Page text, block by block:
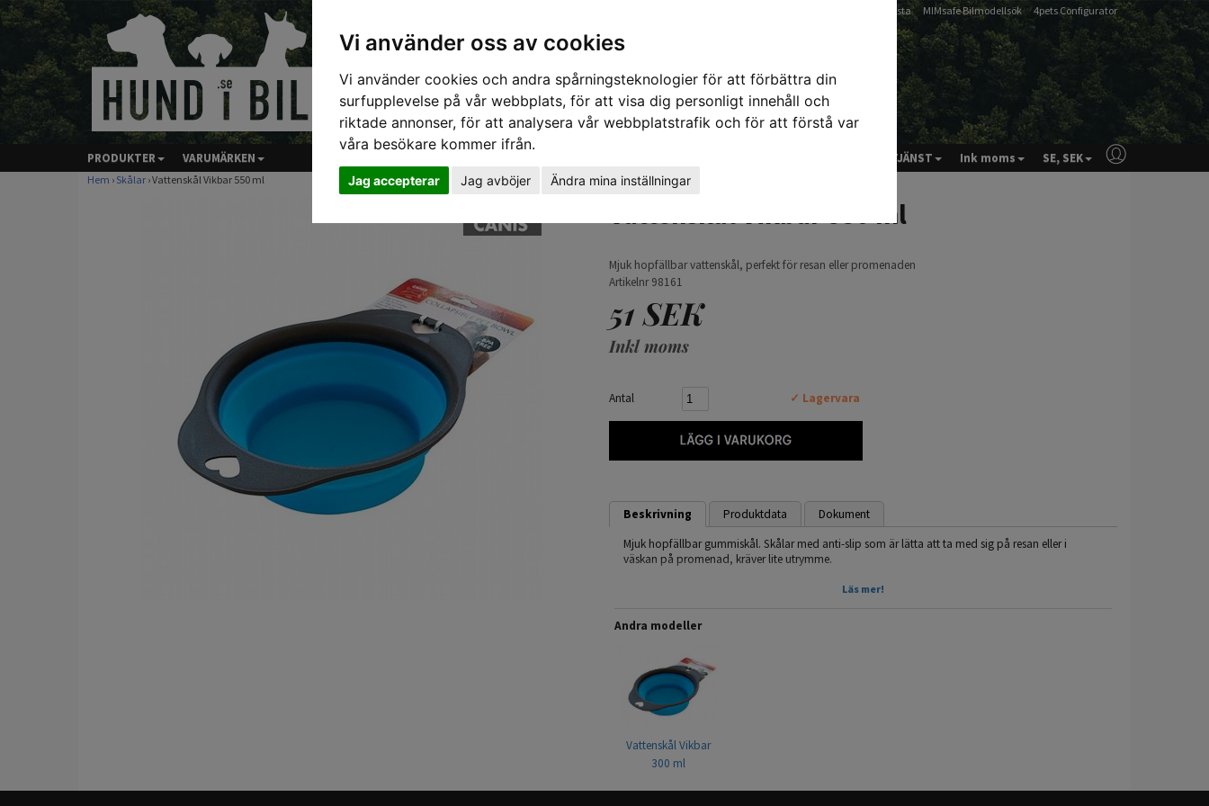
Vi använder oss av cookies
Vi använder cookies och andra spårningsteknologier för att förbättra din
surfupplevelse på vår webbplats, för att visa dig personligt innehåll och
riktade annonser, för att analysera vår webbplatstrafik och för att förstå var
våra besökare kommer ifrån.
Jag accepterar Jag avböjer Ändra mina inställningar
Artfex Passlista- MIMsafe Bilmodellsök- 4pets Configurator
PRODUKTER VARUMÄRKEN KUNDTJÄNST Ink moms SE, SEK
Hem › Skålar › Vattenskål Vikbar 550 ml
Vattenskål Vikbar 550 ml
Mjuk hopfällbar vattenskål, perfekt för resan eller promenaden
Artikelnr 98161
51 SEK
Inkl moms
Antal ✓ Lagervara
Beskrivning Produktdata
Dokument
Mjuk hopfällbar gummiskål. Skålar med anti-slip som är lätta att ta med sig på resan eller i
väskan på promenad, kräver lite utrymme.
Rymmer 550ml
Läs mer!
Andra modeller
Vattenskål Vikbar
300 ml